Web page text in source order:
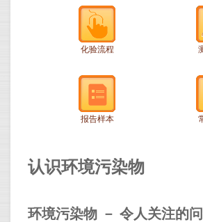
化验流程
报告样本
认识环境污染物
环境污染物 － 令人关注的问